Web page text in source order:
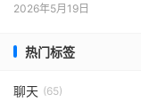
2026年5月19日
热门标签
聊天 (65)